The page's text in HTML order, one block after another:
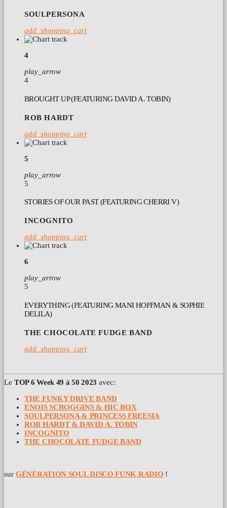
SOULPERSONA
add_shopping_cart
4
play_arrow
4
BROUGHT UP (FEATURING DAVID A. TOBIN)
ROB HARDT
add_shopping_cart
5
play_arrow
5
STORIES OF OUR PAST (FEATURING CHERRI V)
INCOGNITO
add_shopping_cart
6
play_arrow
5
EVERYTHING (FEATURING MANI HOFFMAN & SOPHIE
DELILA)
THE CHOCOLATE FUDGE BAND
add_shopping_cart
Le TOP 6 Week 49 à 50 2023 avec:
THE FUNKY DRIVE BAND
ENOIS SCROGGINS & HIC BOX
SOULPERSONA & PRINCESS FREESIA
ROB HARDT & DAVID A. TOBIN
INCOGNITO
THE CHOCOLATE FUDGE BAND
sur GÉNÉRATION SOUL DISCO FUNK RADIO !